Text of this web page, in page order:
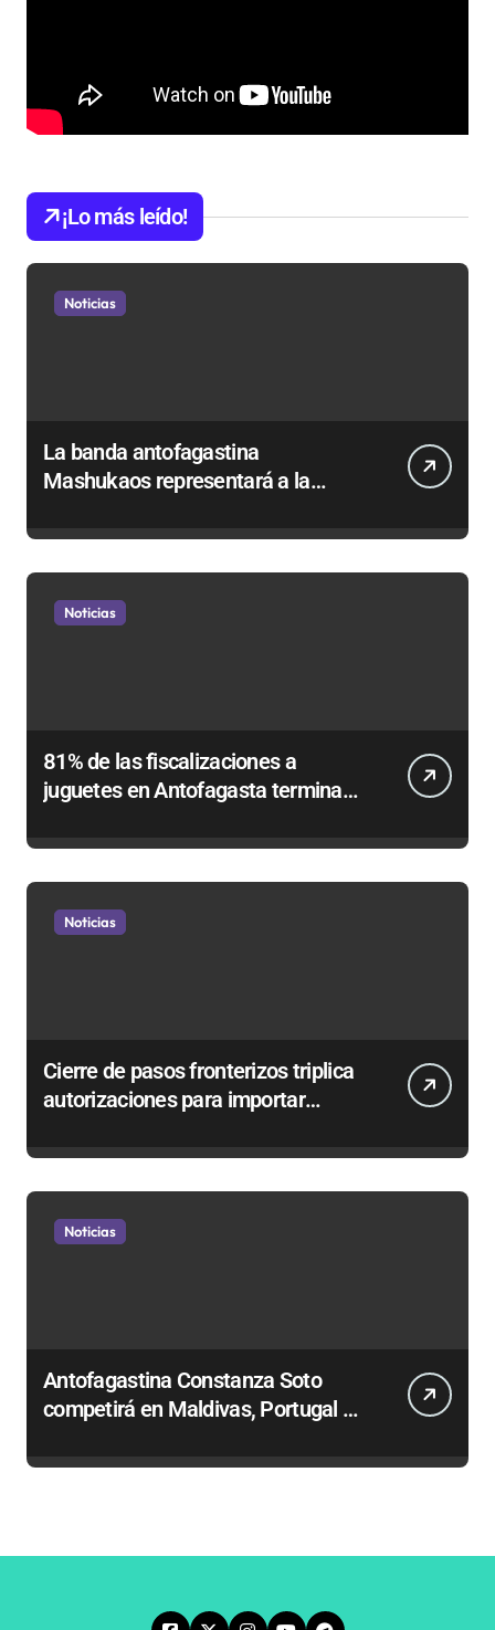
¡Lo más leído!
Noticias
La banda antofagastina
Mashukaos representará a la
de Valparaíso
Noticias
81% de las fiscalizaciones a
juguetes en Antofagasta termina
Noticias
Cierre de pasos fronterizos triplica
autorizaciones para importar
Noticias
Antofagastina Constanza Soto
competirá en Maldivas, Portugal y
Bodyboard